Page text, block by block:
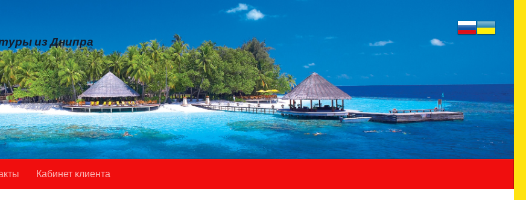
из Днипра
Кабинет клиента